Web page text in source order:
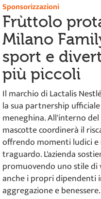
Sponsorizzazioni
Frùttolo
Milano
sport e
più piccoli
Il marchio di Lactalis
la sua partnership
meneghina. All'interno del
mascotte coordinerà il
offrendo momenti ludici
traguardo. L'azienda
promuovendo uno stile
anche i propri dipendenti
aggregazione e benessere.